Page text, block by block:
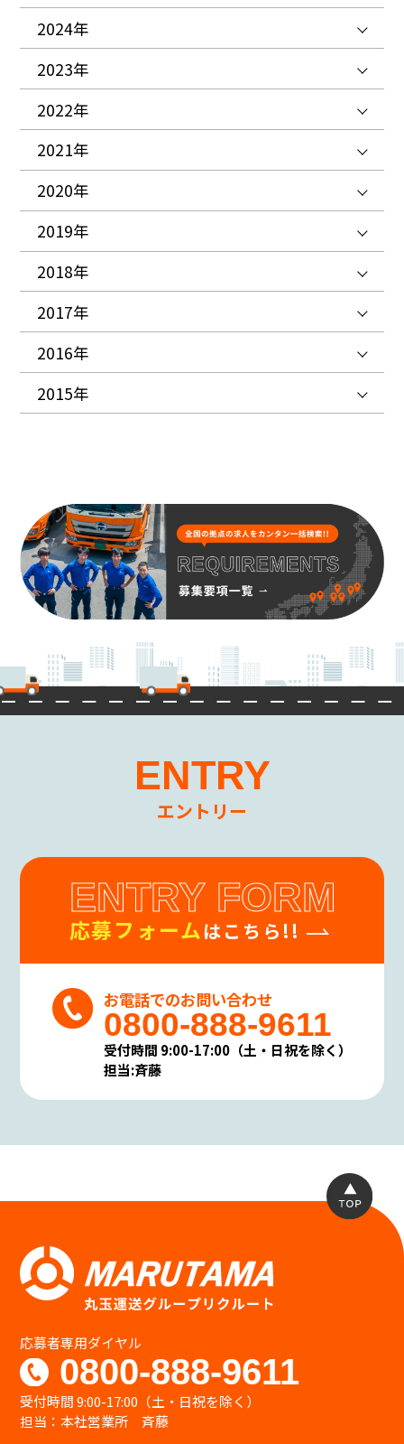
2024年
2023年
2022年
2021年
2020年
2019年
2018年
2017年
2016年
2015年
ENTRY
エントリー
ENTRY FORM
応募フォームはこちら!!
お電話でのお問い合わせ
0800-888-9611
受付時間 9:00-17:00（土・日祝を除く）
担当:斉藤
応募者専用ダイヤル
0800-888-9611
受付時間 9:00-17:00（土・日祝を除く）
担当：本社営業所 斉藤